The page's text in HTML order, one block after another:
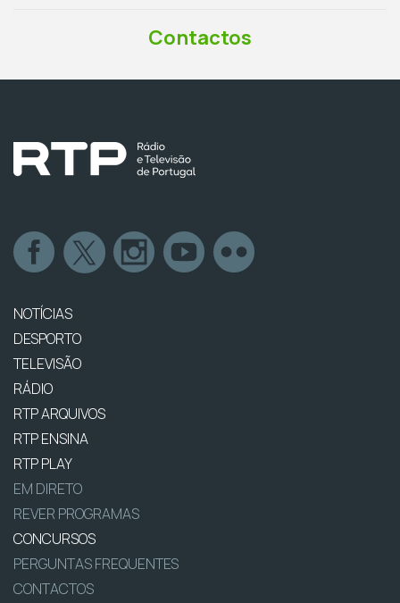
Contactos
NOTÍCIAS
DESPORTO
TELEVISÃO
RÁDIO
RTP ARQUIVOS
RTP ENSINA
RTP PLAY
EM DIRETO
REVER PROGRAMAS
CONCURSOS
PERGUNTAS FREQUENTES
CONTACTOS